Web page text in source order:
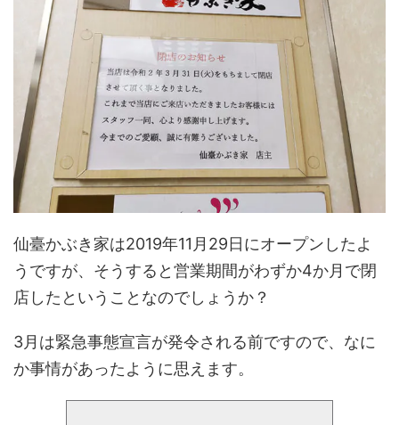
仙臺かぶき家は2019年11月29日にオープンしたよ
うですが、そうすると営業期間がわずか4か月で閉
店したということなのでしょうか？
3月は緊急事態宣言が発令される前ですので、なに
か事情があったように思えます。